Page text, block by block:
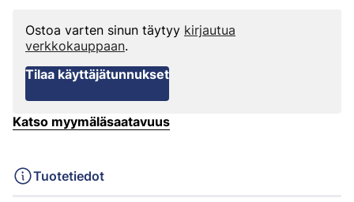
Ostoa varten sinun täytyy kirjautua
verkkokauppaan.
Tilaa käyttäjätunnukset
Katso myymäläsaatavuus
Tuotetiedot